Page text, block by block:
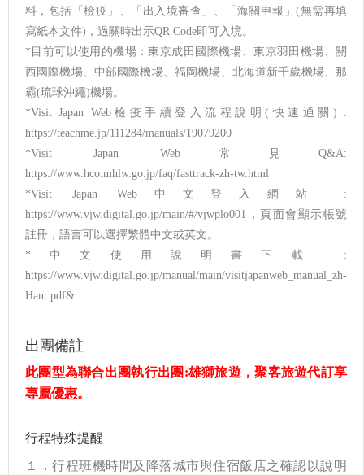
料，包括「檢疫」、「出入境審查」、「海關申報」(無需再填
寫紙本文件)，過關時出示QR Code即可入境。
*目前可以使用的機場：東京成田國際機場、東京羽田機場、關
西國際機場、中部國際機場、福岡機場、北海道新千歲機場、那
霸(琉球沖繩)機場。
*Visit Japan Web檢疫手續登入流程說明(快速通關) :
https://teachme.jp/111284/manuals/19079200
*Visit Japan Web常見Q&A:
https://www.hco.mhlw.go.jp/faq/fasttrack-zh-tw.html
*Visit Japan Web中文登入網站 :
https://www.vjw.digital.go.jp/main/#/vjwplo001，頁面會顯示帳號
註冊，語言可以選擇繁體中文或英文。
*中文使用說明書下載 :
https://www.vjw.digital.go.jp/manual/main/visitjapanweb_manual_zh-
Hant.pdf&
出團備註
此團型為聯合出團執行出團:雄獅旅遊，聚客旅遊代訂享
專屬優惠。
行程特殊提醒
１．行程班機時間及降落城市與住宿飯店之確認以說明